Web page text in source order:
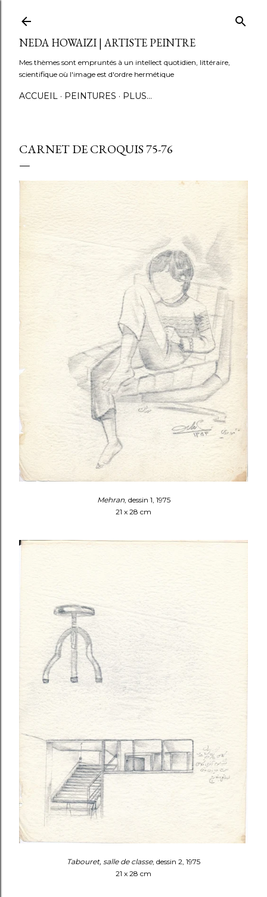
NEDA HOWAIZI | ARTISTE PEINTRE
Mes thèmes sont empruntés à un intellect quotidien, littéraire,
scientifique où l'image est d'ordre hermétique
ACCUEIL PEINTURES PLUS…
CARNET DE CROQUIS 75-76
Mehran, dessin 1, 1975
21 x 28 cm
Tabouret, salle de classe, dessin 2, 1975
21 x 28 cm